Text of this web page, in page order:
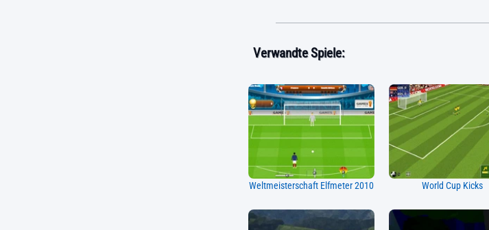
Verwandte Spiele:
Weltmeisterschaft Elfmeter 2010 World Cup Kicks